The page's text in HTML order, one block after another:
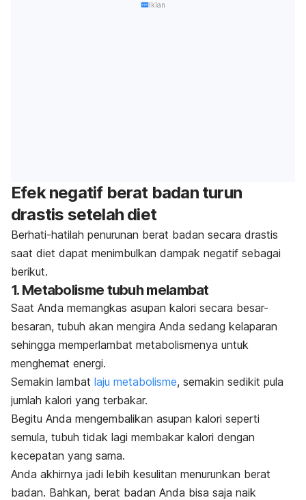
Iklan
Efek negatif berat badan turun
drastis setelah diet
Berhati-hatilah penurunan berat badan secara drastis
saat diet dapat menimbulkan dampak negatif sebagai
berikut.
1. Metabolisme tubuh melambat
Saat Anda memangkas asupan kalori secara besar-
besaran, tubuh akan mengira Anda sedang kelaparan
sehingga memperlambat metabolismenya untuk
menghemat energi.
Semakin lambat laju metabolisme, semakin sedikit pula
jumlah kalori yang terbakar.
Begitu Anda mengembalikan asupan kalori seperti
semula, tubuh tidak lagi membakar kalori dengan
kecepatan yang sama.
Anda akhirnya jadi lebih kesulitan menurunkan berat
badan. Bahkan, berat badan Anda bisa saja naik